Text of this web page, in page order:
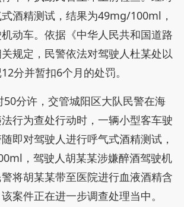
酒精测试，结果为49mg/100ml，
动车。依据《中华人民共和国道路
规定，民警依法对驾驶人杜某处以
分并暂扣6个月的处罚。
50分许，交管城阳区大队民警在海
行为查处行动时，一辆小型客车驶
即对驾驶人进行呼气式酒精测试，
，驾驶人胡某某涉嫌醉酒驾驶机
将胡某某带至医院进行血液酒精含
案件正在进一步调查处理当中。